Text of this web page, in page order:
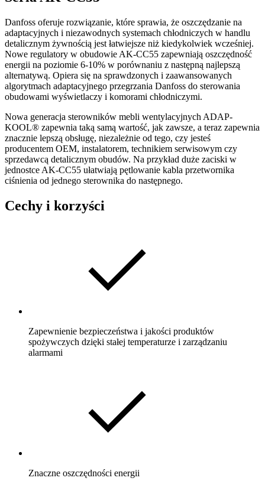
Danfoss oferuje rozwiązanie, które sprawia, że oszczędzanie na
adaptacyjnych i niezawodnych systemach chłodniczych w handlu
detalicznym żywnością jest łatwiejsze niż kiedykolwiek wcześniej.
Nowe regulatory w obudowie AK-CC55 zapewniają oszczędność
energii na poziomie 6-10% w porównaniu z następną najlepszą
alternatywą. Opiera się na sprawdzonych i zaawansowanych
algorytmach adaptacyjnego przegrzania Danfoss do sterowania
obudowami wyświetlaczy i komorami chłodniczymi.
Nowa generacja sterowników mebli wentylacyjnych ADAP-
KOOL® zapewnia taką samą wartość, jak zawsze, a teraz zapewnia
znacznie lepszą obsługę, niezależnie od tego, czy jesteś
producentem OEM, instalatorem, technikiem serwisowym czy
sprzedawcą detalicznym obudów. Na przykład duże zaciski w
jednostce AK-CC55 ułatwiają pętlowanie kabla przetwornika
ciśnienia od jednego sterownika do następnego.
Cechy i korzyści
Zapewnienie bezpieczeństwa i jakości produktów
spożywczych dzięki stałej temperaturze i zarządzaniu
alarmami
Znaczne oszczędności energii